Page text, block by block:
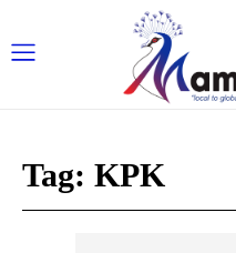
Tag: KPK